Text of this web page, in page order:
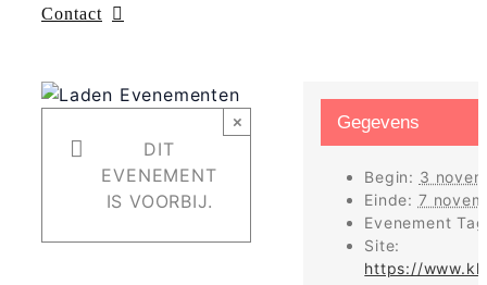
Contact
DIT
EVENEMENT
IS VOORBIJ.
× Gegevens
Begin: 3
Einde: 7
Evenement
Site:
https://